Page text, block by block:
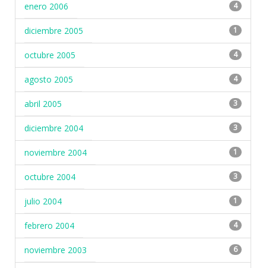
enero 2006 4
diciembre 2005 1
octubre 2005 4
agosto 2005 4
abril 2005 3
diciembre 2004 3
noviembre 2004 1
octubre 2004 3
julio 2004 1
febrero 2004 4
noviembre 2003 6